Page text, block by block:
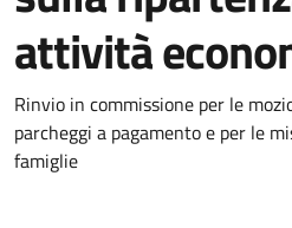
attività
Dettagli della
Rinvio in commissione per le
parcheggi a pagamento e per le
famiglie